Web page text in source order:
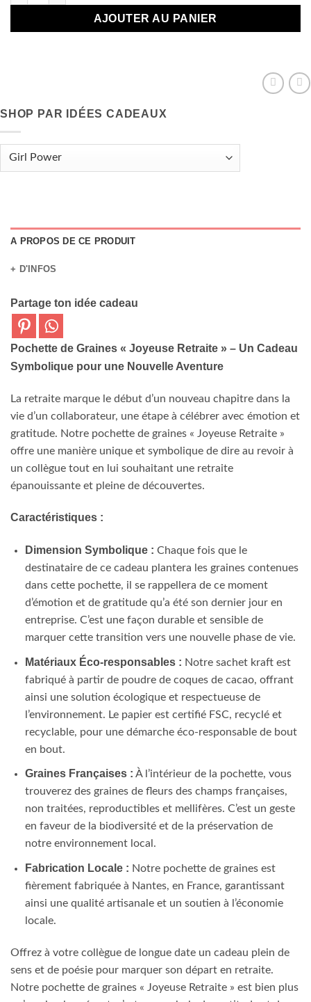
AJOUTER AU PANIER
SHOP PAR IDÉES CADEAUX
A PROPOS DE CE PRODUIT
+ D'INFOS
Partage ton idée cadeau
Pochette de Graines « Joyeuse Retraite » – Un Cadeau
Symbolique pour une Nouvelle Aventure
La retraite marque le début d’un nouveau chapitre dans la
vie d’un collaborateur, une étape à célébrer avec émotion et
gratitude. Notre pochette de graines « Joyeuse Retraite »
offre une manière unique et symbolique de dire au revoir à
un collègue tout en lui souhaitant une retraite
épanouissante et pleine de découvertes.
Caractéristiques :
Dimension Symbolique : Chaque fois que le
destinataire de ce cadeau plantera les graines contenues
dans cette pochette, il se rappellera de ce moment
d’émotion et de gratitude qu’a été son dernier jour en
entreprise. C’est une façon durable et sensible de
marquer cette transition vers une nouvelle phase de vie.
Matériaux Éco-responsables : Notre sachet kraft est
fabriqué à partir de poudre de coques de cacao, offrant
ainsi une solution écologique et respectueuse de
l’environnement. Le papier est certifié FSC, recyclé et
recyclable, pour une démarche éco-responsable de bout
en bout.
Graines Françaises : À l’intérieur de la pochette, vous
trouverez des graines de fleurs des champs françaises,
non traitées, reproductibles et mellifères. C’est un geste
en faveur de la biodiversité et de la préservation de
notre environnement local.
Fabrication Locale : Notre pochette de graines est
fièrement fabriquée à Nantes, en France, garantissant
ainsi une qualité artisanale et un soutien à l’économie
locale.
Offrez à votre collègue de longue date un cadeau plein de
sens et de poésie pour marquer son départ en retraite.
Notre pochette de graines « Joyeuse Retraite » est bien plus